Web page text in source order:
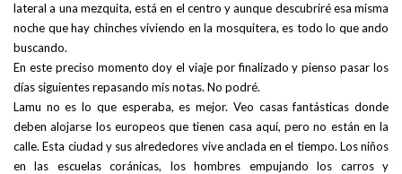
lateral a una mezquita, está en el centro y aunque descubriré esa misma
noche que hay chinches viviendo en la mosquitera, es todo lo que ando
buscando.
En este preciso momento doy el viaje por finalizado y pienso pasar los
días siguientes repasando mis notas. No podré.
Lamu no es lo que esperaba, es mejor. Veo casas fantásticas donde
deben alojarse los europeos que tienen casa aquí, pero no están en la
calle. Esta ciudad y sus alrededores vive anclada en el tiempo. Los niños
en las escuelas coránicas, los hombres empujando los carros y